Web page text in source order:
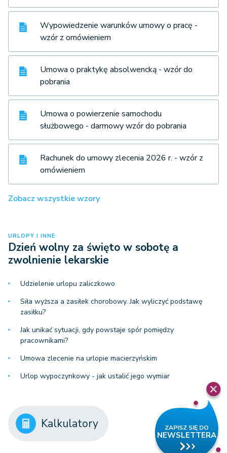
Wypowiedzenie warunków umowy o pracę -
wzór z omówieniem
Umowa o praktykę absolwencką - wzór do
pobrania
Umowa o powierzenie samochodu
służbowego - darmowy wzór do pobrania
Rachunek do umowy zlecenia 2026 r. - wzór z
omówieniem
Zobacz wszystkie wzory
URLOPY I INNE
Dzień wolny za święto w sobotę a
zwolnienie lekarskie
Udzielenie urlopu zaliczkowo
Siła wyższa a zasiłek chorobowy. Jak wyliczyć podstawę
zasiłku?
Jak unikać sytuacji, gdy powstaje spór pomiędzy
pracownikami?
Umowa zlecenie na urlopie macierzyńskim
Urlop wypoczynkowy - jak ustalić jego wymiar
Kalkulatory